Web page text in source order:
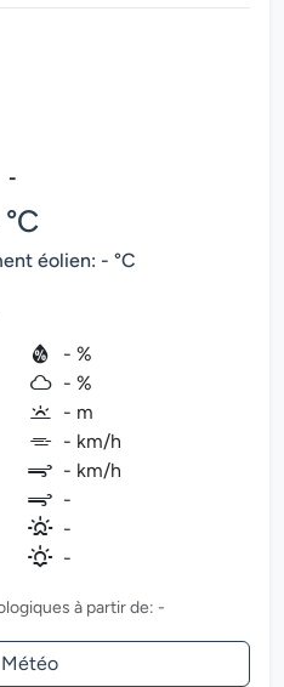
-
éolien: - °C
- %
- %
- m
- km/h
- km/h
-
-
-
à partir de: -
Météo